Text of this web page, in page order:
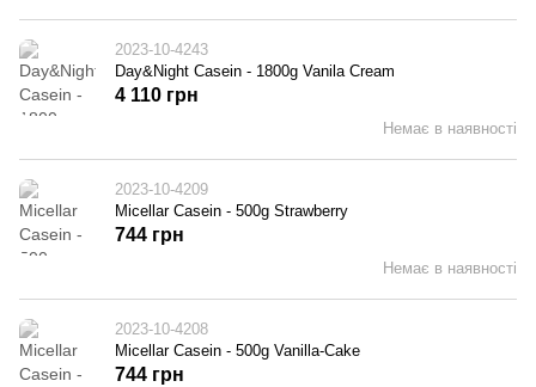
2023-10-4243
Day&Night Casein - 1800g Vanila Cream
Немає в наявності
4 110 грн
2023-10-4209
Micellar Casein - 500g Strawberry
Немає в наявності
744 грн
2023-10-4208
Micellar Casein - 500g Vanilla-Cake
744 грн